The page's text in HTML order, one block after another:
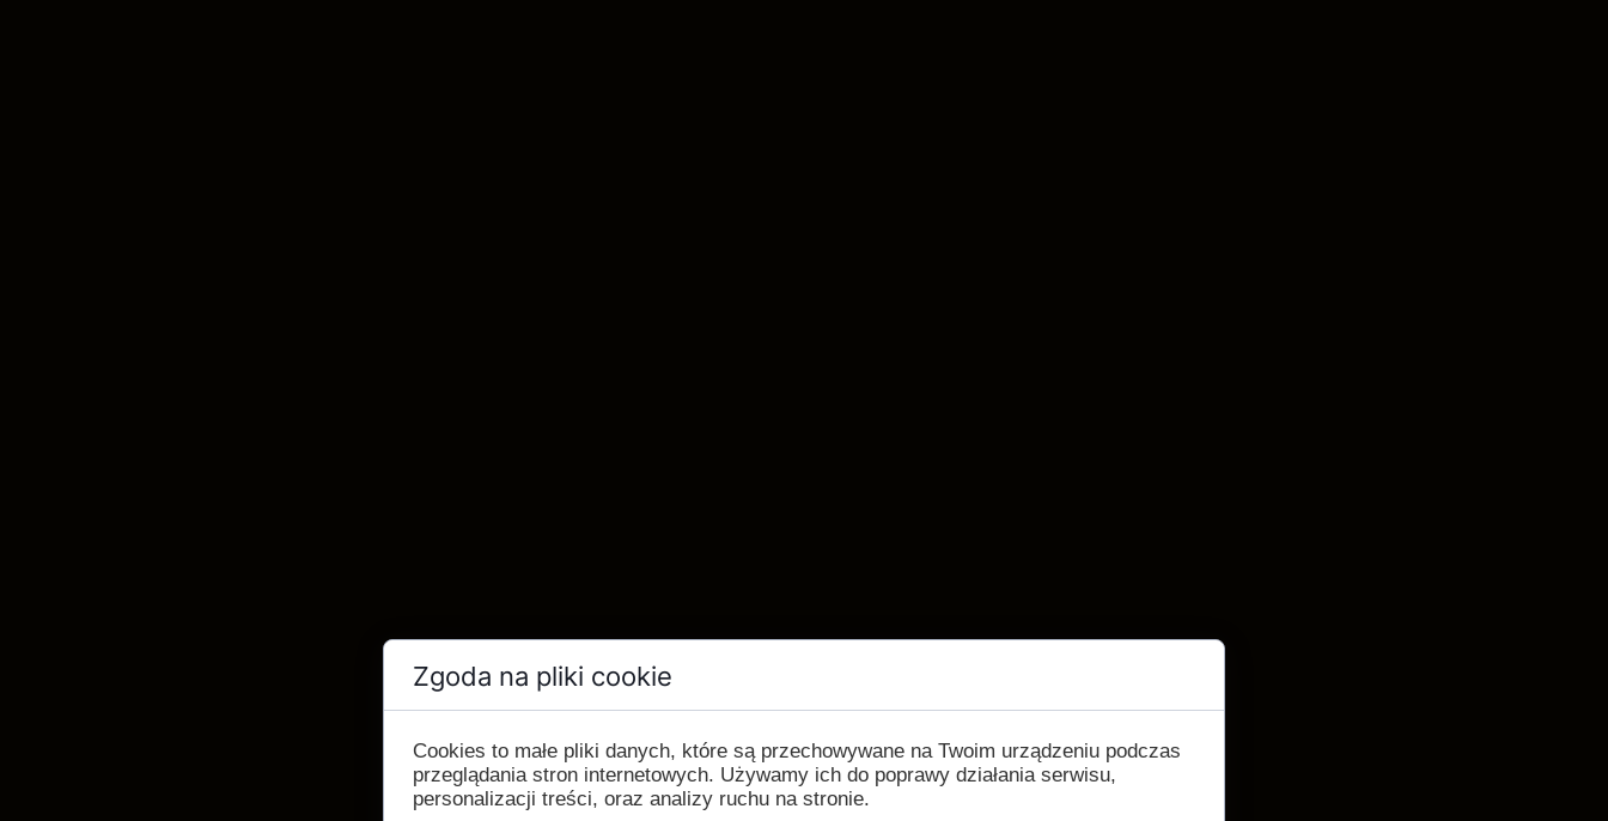
Zgoda na pliki cookie
Cookies to małe pliki danych, które są przechowywane na Twoim urządzeniu podczas
przeglądania stron internetowych. Używamy ich do poprawy działania serwisu,
personalizacji treści, oraz analizy ruchu na stronie.